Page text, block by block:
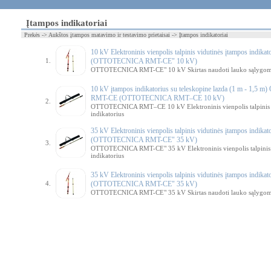
Įtampos indikatoriai
Prekės -> Aukštos įtampos matavimo ir testavimo prietaisai -> Įtampos indikatoriai
1.
10 kV Elektroninis vienpolis talpinis vidutinės įtampos
(OTTOTECNICA RMT-CE" 10 kV)
OTTOTECNICA RMT-CE" 10 kV Skirtas naudoti lauko
2.
10 kV įtampos indikatorius su teleskopine lazda (1 m - 1,5
RMT-CE (OTTOTECNICA RMT–CE 10 kV)
OTTOTECNICA RMT–CE 10 kV Elektroninis vienpolis talpinis
indikatorius
3.
35 kV Elektroninis vienpolis talpinis vidutinės įtampos
(OTTOTECNICA RMT-CE" 35 kV)
OTTOTECNICA RMT-CE" 35 kV Elektroninis vienpolis
indikatorius
4.
35 kV Elektroninis vienpolis talpinis vidutinės įtampos
(OTTOTECNICA RMT-CE" 35 kV)
OTTOTECNICA RMT-CE" 35 kV Skirtas naudoti lauko